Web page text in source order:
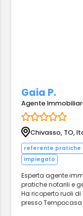
Gaia P.
Agente
Chivasso, TO,
referente pratiche
impiegato
Esperta agente
pratiche notarili e
Ha ricoperto ruoli
presso